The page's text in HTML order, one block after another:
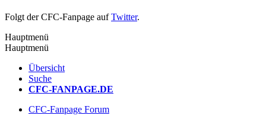
Folgt der CFC-Fanpage aufTwitter.
Hauptmenü
Hauptmenü
Übersicht
Suche
CFC-FANPAGE.DE
CFC-Fanpage Forum